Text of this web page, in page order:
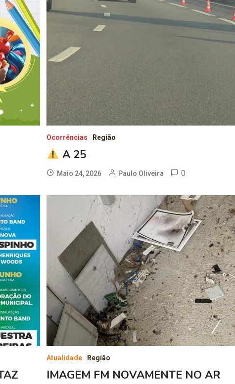
Ocorrências Região
A 25
Maio 24, 2026 Paulo Oliveira 0
Atualidade Região
IMAGEM FM NOVAMENTE NO AR